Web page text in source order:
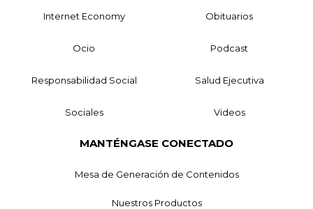
Internet Economy Obituarios
Ocio Podcast
Responsabilidad Social Salud Ejecutiva
Sociales Videos
MANTÉNGASE CONECTADO
Mesa de Generación de Contenidos
Nuestros Productos